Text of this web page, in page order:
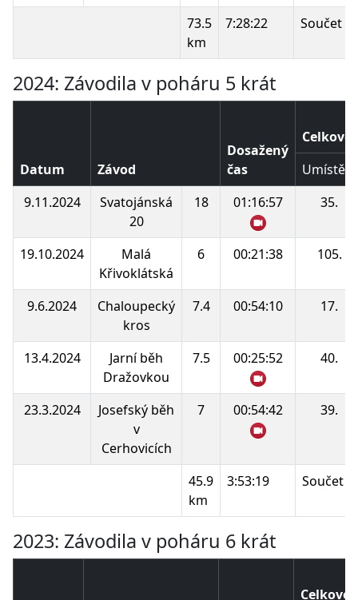
73.5
km
7:28:22 Součet
2024: Závodila v poháru 5 krát
Datum Závod
Dosažený
čas
Celkové
Umístění
9.11.2024
Svatojánská
20
18 01:16:57 35.
19.10.2024
Malá
Křivoklátská
6 00:21:38 105.
9.6.2024
Chaloupecký
kros
7.4 00:54:10 17.
13.4.2024
Jarní běh
Dražovkou
7.5 00:25:52 40.
23.3.2024
Josefský běh
v
Cerhovicích
7 00:54:42 39.
45.9
km
3:53:19 Součet
2023: Závodila v poháru 6 krát
Celkové